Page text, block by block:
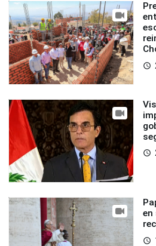
access_time
access_time
en
access_time